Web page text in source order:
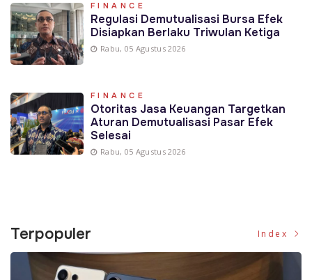
FINANCE
Regulasi Demutualisasi Bursa Efek
Disiapkan Berlaku Triwulan Ketiga
Rabu, 05 Agustus 2026
FINANCE
Otoritas Jasa Keuangan Targetkan
Aturan Demutualisasi Pasar Efek
Selesai
Rabu, 05 Agustus 2026
Terpopuler Index